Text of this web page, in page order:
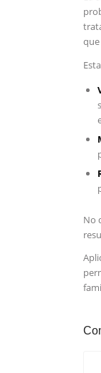
No